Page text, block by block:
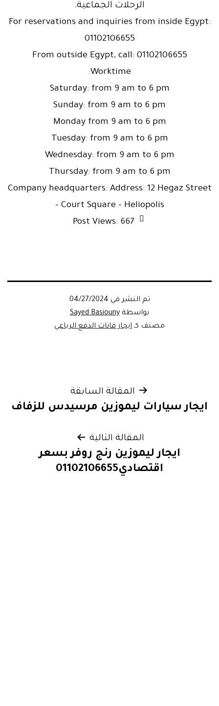
الرحلات الجماعية.
For reservations and inquiries from inside Egypt:
01102106655
From outside Egypt, call: 01102106655
Worktime:
Saturday: from 9 am to 6 pm
Sunday: from 9 am to 6 pm
Monday from 9 am to 6 pm
Tuesday: from 9 am to 6 pm
Wednesday: from 9 am to 6 pm
Thursday: from 9 am to 6 pm
Company headquarters: Address: 12 Hegaz Street
– Court Square – Heliopolis
Post Views: 667
تم النشر في 04/27/2024
بواسطة Sayed Basiouny
مصنف كـ ايجار فانات الدفع الرباعي
المقالات
المقالة السابقة
ايجار سيارات ليموزين مرسيدس للزفاف
المقالة التالية
ايجار ليموزين رنج روفر بسعر
اقتصادي01102106655